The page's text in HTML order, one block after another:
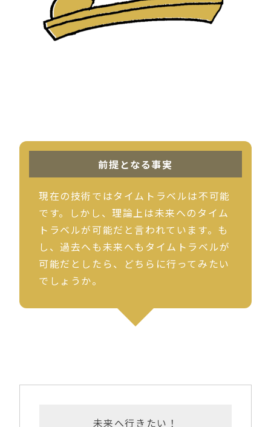
前提となる事実
現在の技術ではタイムトラベルは不可能
です。しかし、理論上は未来へのタイム
トラベルが可能だと言われています。も
し、過去へも未来へもタイムトラベルが
可能だとしたら、どちらに行ってみたい
でしょうか。
未来へ行きたい！